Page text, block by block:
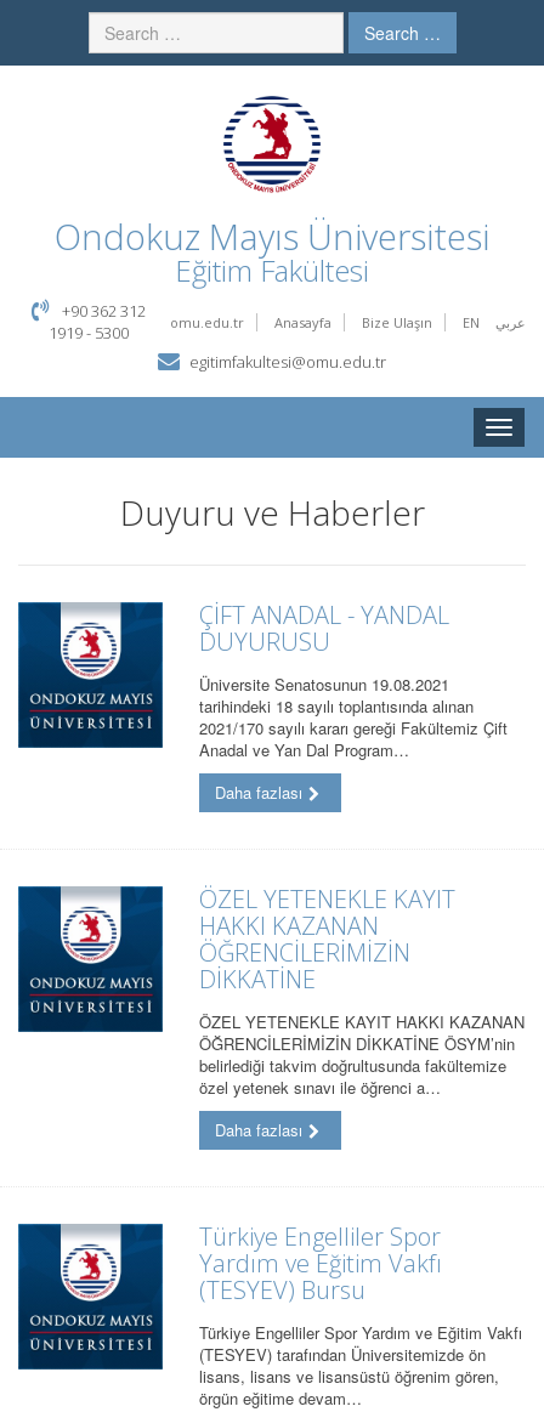
Search …
Ondokuz Mayıs Üniversitesi
Eğitim Fakültesi
omu.edu.tr Anasayfa Bize Ulaşın EN عربي
+90 362 312
1919 - 5300
egitimfakultesi@omu.edu.tr
Toggle
Duyuru ve Haberler
ÇİFT ANADAL - YANDAL
DUYURUSU
Üniversite Senatosunun 19.08.2021
tarihindeki 18 sayılı toplantısında alınan
2021/170 sayılı kararı gereği Fakültemiz Çift
Anadal ve Yan Dal Program…
Daha fazlası
ÖZEL YETENEKLE KAYIT
HAKKI KAZANAN
ÖĞRENCİLERİMİZİN
DİKKATİNE
ÖZEL YETENEKLE KAYIT HAKKI KAZANAN
ÖĞRENCİLERİMİZİN DİKKATİNE ÖSYM’nin
belirlediği takvim doğrultusunda fakültemize
özel yetenek sınavı ile öğrenci a…
Daha fazlası
Türkiye Engelliler Spor
Yardım ve Eğitim Vakfı
(TESYEV) Bursu
Türkiye Engelliler Spor Yardım ve Eğitim Vakfı
(TESYEV) tarafından Üniversitemizde ön
lisans, lisans ve lisansüstü öğrenim gören,
örgün eğitime devam…